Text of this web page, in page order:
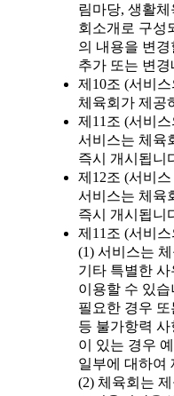
림마당, 생활
회소개로 구성
의 내용을 변
추가 또는 변
제10조 (서비
체육회가 제공
제11조 (서비
서비스는 체육
즉시 개시됩니
제12조 (서비
서비스는 체육
즉시 개시됩니
제11조 (서비
(1) 서비스는
기타 특별한
이용할 수 있
필요한 경우
등 불가항력
이 있는 경우
일부에 대하여
(2) 체육회는